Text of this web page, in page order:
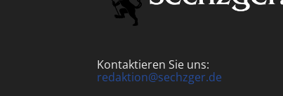
Kontaktieren Sie uns:
redaktion@sechzger.de